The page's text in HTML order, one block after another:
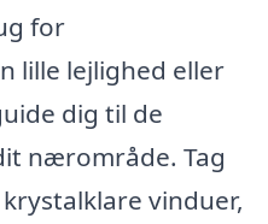
for
lille lejlighed eller
dig til de
nærområde. Tag
vinduer,